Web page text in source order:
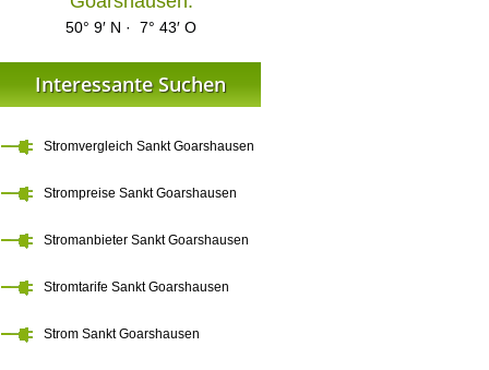
50° 9′ N · 7° 43′ O
Interessante Suchen
Stromvergleich Sankt Goarshausen
Strompreise Sankt Goarshausen
Stromanbieter Sankt Goarshausen
Stromtarife Sankt Goarshausen
Strom Sankt Goarshausen